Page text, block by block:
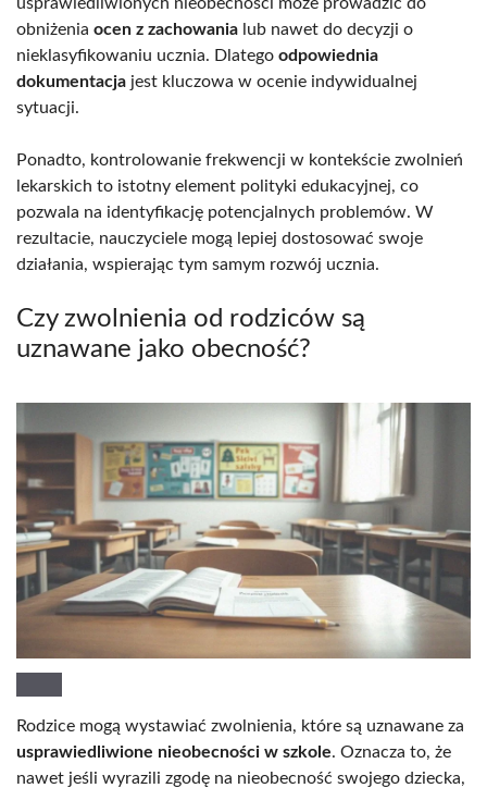
obniżenia ocen z zachowania lub nawet do decyzji o
nieklasyfikowaniu ucznia. Dlatego odpowiednia
dokumentacja jest kluczowa w ocenie indywidualnej
sytuacji.
Ponadto, kontrolowanie frekwencji w kontekście zwolnień
lekarskich to istotny element polityki edukacyjnej, co
pozwala na identyfikację potencjalnych problemów. W
rezultacie, nauczyciele mogą lepiej dostosować swoje
działania, wspierając tym samym rozwój ucznia.
Czy zwolnienia od rodziców są
uznawane jako obecność?
Rodzice mogą wystawiać zwolnienia, które są uznawane za
usprawiedliwione nieobecności w szkole. Oznacza to, że
nawet jeśli wyrazili zgodę na nieobecność swojego dziecka,